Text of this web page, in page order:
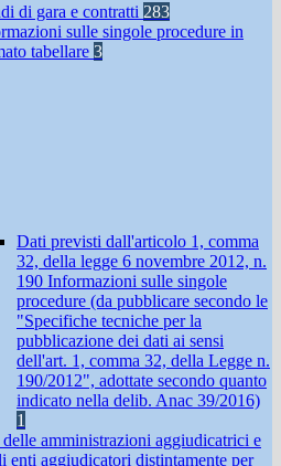
di gara e contratti 283
sulle singole procedure in
tabellare 3
Dati previsti dall'articolo 1, comma
32, della legge 6 novembre 2012, n.
190 Informazioni sulle singole
procedure (da pubblicare secondo le
"Specifiche tecniche per la
pubblicazione dei dati ai sensi
dell'art. 1, comma 32, della Legge n.
190/2012", adottate secondo quanto
indicato nella delib. Anac 39/2016)
1
amministrazioni aggiudicatrici e
enti aggiudicatori distintamente per